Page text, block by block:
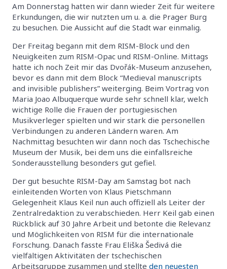
Am Donnerstag hatten wir dann wieder Zeit für weitere
Erkundungen, die wir nutzten um u. a. die Prager Burg
zu besuchen. Die Aussicht auf die Stadt war einmalig.
Der Freitag begann mit dem RISM-Block und den
Neuigkeiten zum RISM-Opac und RISM-Online. Mittags
hatte ich noch Zeit mir das Dvořák-Museum anzusehen,
bevor es dann mit dem Block “Medieval manuscripts
and invisible publishers” weiterging. Beim Vortrag von
Maria Joao Albuquerque wurde sehr schnell klar, welch
wichtige Rolle die Frauen der portugiesischen
Musikverleger spielten und wir stark die personellen
Verbindungen zu anderen Ländern waren. Am
Nachmittag besuchten wir dann noch das Tschechische
Museum der Musik, bei dem uns die einfallsreiche
Sonderausstellung besonders gut gefiel.
Der gut besuchte RISM-Day am Samstag bot nach
einleitenden Worten von Klaus Pietschmann
Gelegenheit Klaus Keil nun auch offiziell als Leiter der
Zentralredaktion zu verabschieden. Herr Keil gab einen
Rückblick auf 30 Jahre Arbeit und betonte die Relevanz
und Möglichkeiten von RISM für die internationale
Forschung. Danach fasste Frau Eliška Šedivá die
vielfältigen Aktivitäten der tschechischen
Arbeitsgruppe zusammen und stellte den neuesten